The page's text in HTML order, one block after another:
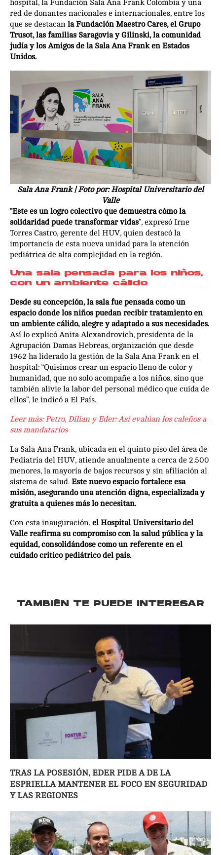
hospital, la Fundación Sala Ana Frank Colombia y una
red de donantes nacionales e internacionales, entre los
que se destacan la Fundación Maestro Cares, el Grupo
Trusot, las familias Saragovia y Gilinski, la comunidad
judía y los Amigos de la Sala Ana Frank en Estados
Unidos.
Sala Ana Frank | Foto por: Hospital Universitario del
Valle
“Este es un logro colectivo que demuestra cómo la
solidaridad puede transformar vidas”, expresó Irne
Torres Castro, gerente del HUV, quien destacó la
importancia de esta nueva unidad para la atención
pediátrica de alta complejidad en la región.
Una sala pensada para los niños,
con un ambiente cálido
Desde su concepción, la sala fue pensada como un
espacio donde los niños puedan recibir tratamiento en
un ambiente cálido, alegre y adaptado a sus necesidades.
Así lo explicó Anita Alexandrovich, presidenta de la
Agrupación Damas Hebreas, organización que desde
1962 ha liderado la gestión de la Sala Ana Frank en el
hospital: “Quisimos crear un espacio lleno de color y
humanidad, que no solo acompañe a los niños, sino que
también alivie la labor del personal médico que cuida de
ellos”, le indicó a El País.
Leer más:Petro, Dilian y Eder: Así evalúan los caleños a
sus mandatarios
La Sala Ana Frank, ubicada en el quinto piso del área de
Pediatría del HUV, atiende anualmente a cerca de 2.500
menores, la mayoría de bajos recursos y sin afiliación al
sistema de salud. Este nuevo espacio fortalece esa
misión, asegurando una atención digna, especializada y
gratuita a quienes más lo necesitan.
Con esta inauguración, el Hospital Universitario del
Valle reafirma su compromiso con la salud pública y la
equidad, consolidándose como un referente en el
cuidado crítico pediátrico del país.
TAMBIÉN TE PUEDE INTERESAR
TRAS LA POSESIÓN, EDER PIDE A DE LA
ESPRIELLA MANTENER EL FOCO EN SEGURIDAD
Y LAS REGIONES